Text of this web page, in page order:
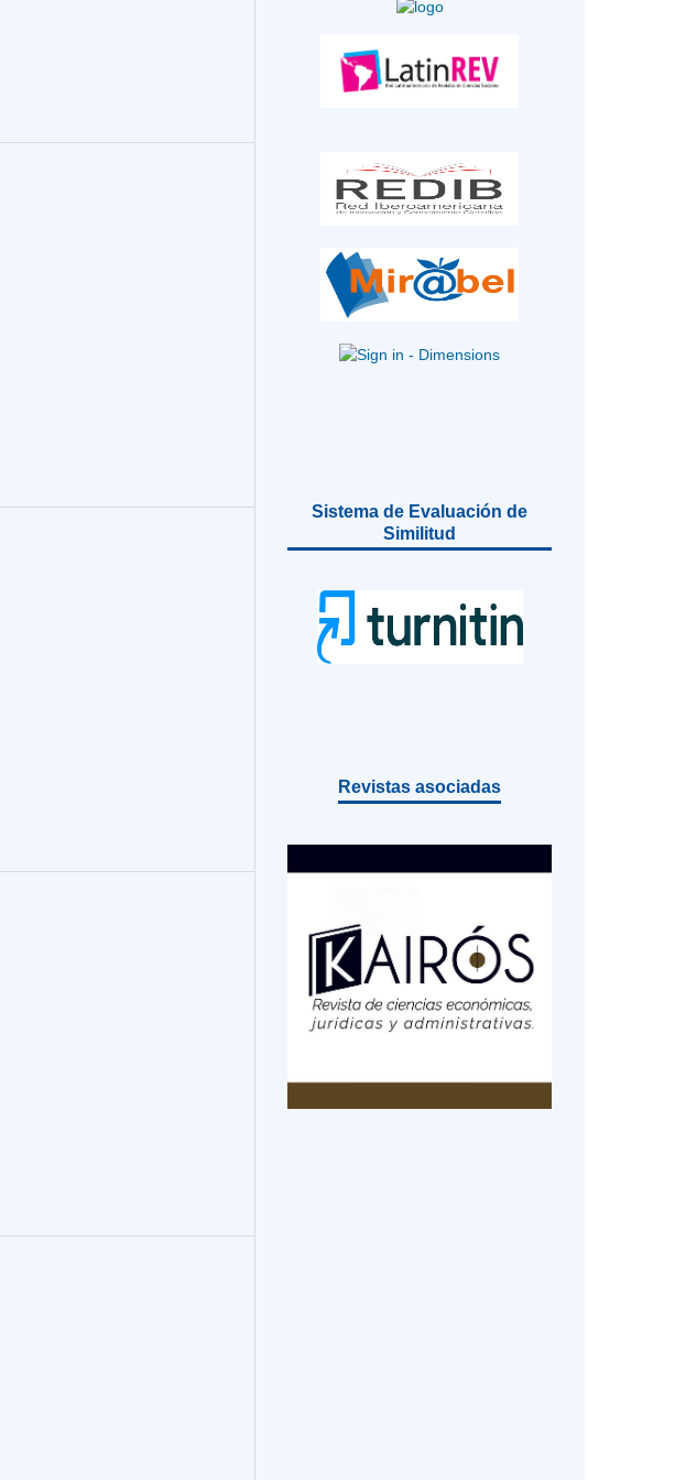
Sistema de Evaluación de
Similitud
Revistas asociadas